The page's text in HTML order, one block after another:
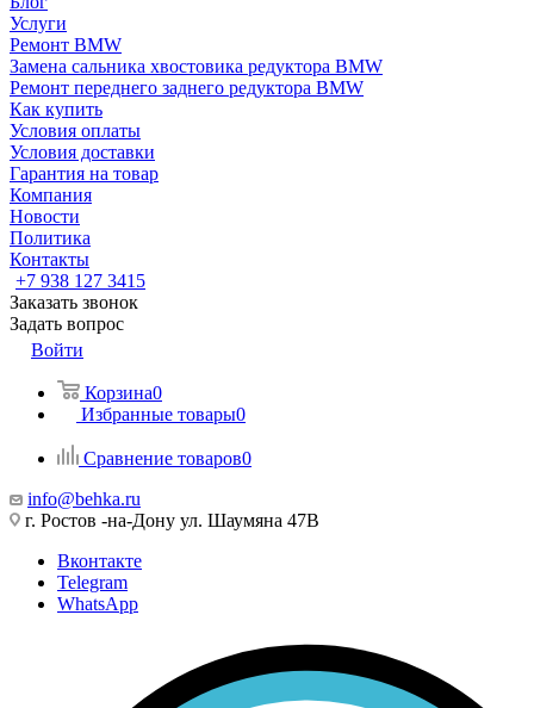
Услуги
Ремонт BMW
Замена сальника хвостовика редуктора BMW
Ремонт переднего заднего редуктора BMW
Как купить
Условия оплаты
Условия доставки
Гарантия на товар
Компания
Новости
Политика
Контакты
+7 938 127 3415
Заказать звонок
Задать вопрос
Войти
Корзина0
Избранные товары0
Сравнение товаров0
info@behka.ru
г. Ростов -на-Дону ул. Шаумяна 47В
Вконтакте
Telegram
WhatsApp